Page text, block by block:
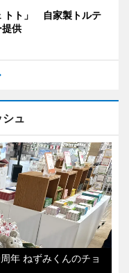
トト」 自家製トルテ
提供
ュ
年 ねずみくんのチョ